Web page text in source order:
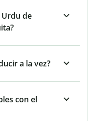
de
a la vez?
con el